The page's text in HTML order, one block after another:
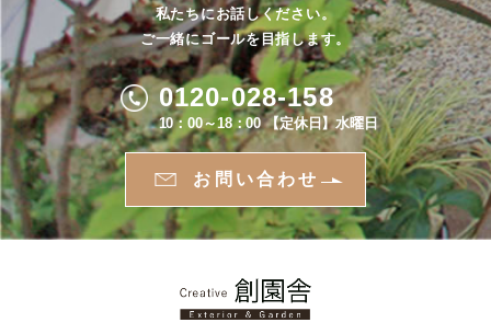
私たちにお話しください。
ご一緒にゴールを目指します。
0120-028-158
10：00～18：00 【定休日】水曜日
お問い合わせ